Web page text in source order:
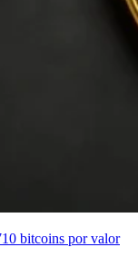
bitcoins por valor